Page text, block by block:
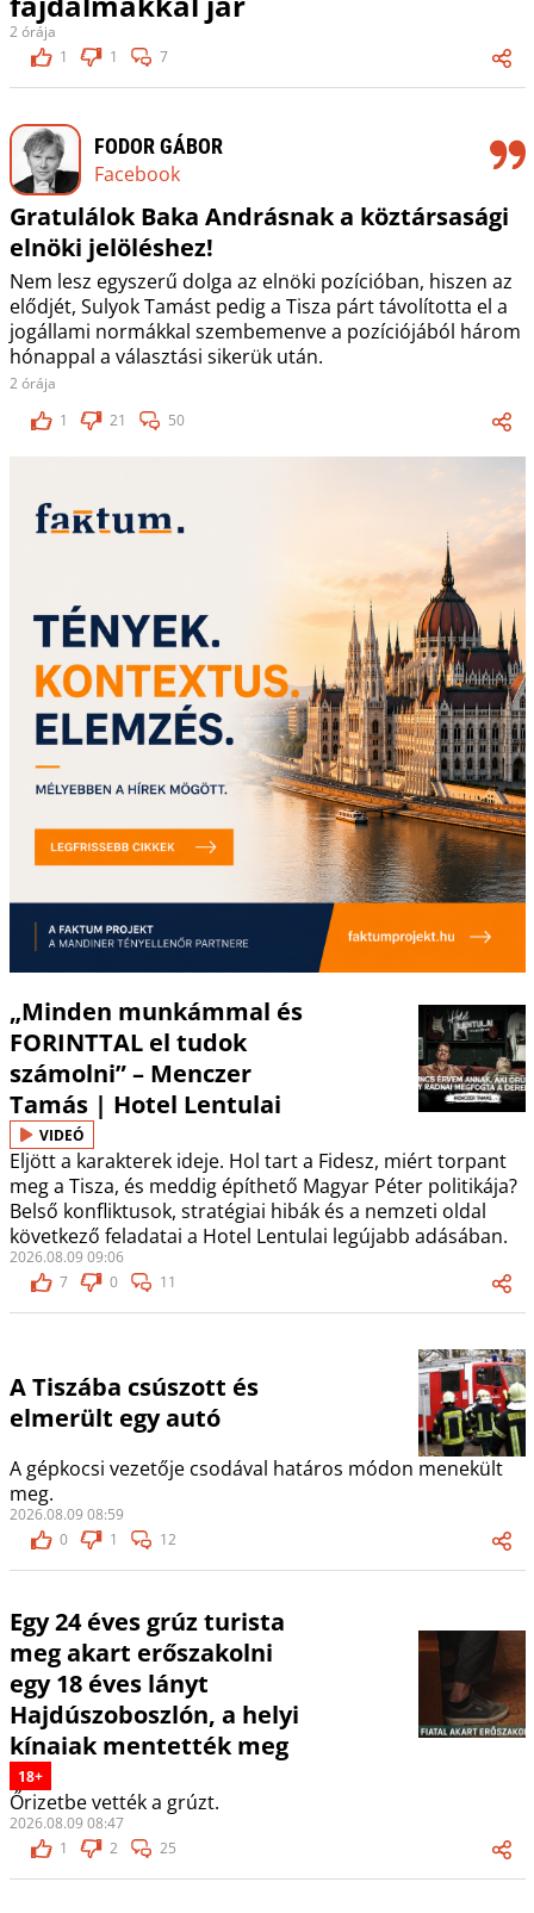
2 órája
1
1 7
FODOR GÁBOR
Facebook
Gratulálok Baka Andrásnak a köztársasági
elnöki jelöléshez!
Nem lesz egyszerű dolga az elnöki pozícióban, hiszen az
elődjét, Sulyok Tamást pedig a Tisza párt távolította el a
jogállami normákkal szembemenve a pozíciójából három
hónappal a választási sikerük után.
2 órája
1
21 50
„Minden munkámmal és
FORINTTAL el tudok
számolni” – Menczer
Tamás | Hotel Lentulai
VIDEÓ
Eljött a karakterek ideje. Hol tart a Fidesz, miért torpant
meg a Tisza, és meddig építhető Magyar Péter politikája?
Belső konfliktusok, stratégiai hibák és a nemzeti oldal
következő feladatai a Hotel Lentulai legújabb adásában.
2026.08.09 09:06
7
0 11
A Tiszába csúszott és
elmerült egy autó
A gépkocsi vezetője csodával határos módon menekült
meg.
2026.08.09 08:59
0
1 12
Egy 24 éves grúz turista
meg akart erőszakolni
egy 18 éves lányt
Hajdúszoboszlón, a helyi
kínaiak mentették meg
18+
Őrizetbe vették a grúzt.
2026.08.09 08:47
1
2 25